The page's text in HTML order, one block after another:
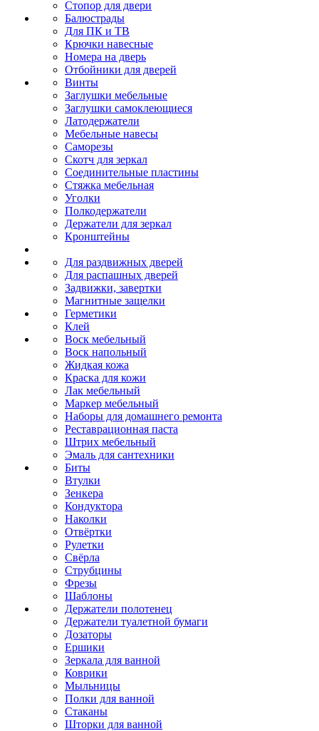
Стопор для двери
Балюстрады
Для ПК и ТВ
Крючки навесные
Номера на дверь
Отбойники для дверей
Винты
Заглушки мебельные
Заглушки самоклеющиеся
Латодержатели
Мебельные навесы
Саморезы
Скотч для зеркал
Соединительные пластины
Стяжка мебельная
Уголки
Полкодержатели
Держатели для зеркал
Кронштейны
Для раздвижных дверей
Для распашных дверей
Задвижки, завертки
Магнитные защелки
Герметики
Клей
Воск мебельный
Воск напольный
Жидкая кожа
Краска для кожи
Лак мебельный
Маркер мебельный
Наборы для домашнего ремонта
Реставрационная паста
Штрих мебельный
Эмаль для сантехники
Биты
Втулки
Зенкера
Кондуктора
Наколки
Отвёртки
Рулетки
Свёрла
Струбцины
Фрезы
Шаблоны
Держатели полотенец
Держатели туалетной бумаги
Дозаторы
Ершики
Зеркала для ванной
Коврики
Мыльницы
Полки для ванной
Стаканы
Шторки для ванной